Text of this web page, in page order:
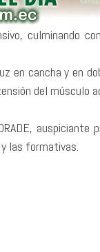
culminando
en cancha y en
del músculo
las formativas.